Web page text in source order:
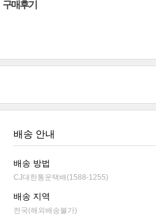
구매후기
배송 안내
배송 방법
CJ대한통운택배(1588-1255)
배송 지역
전국(해외배송불가)